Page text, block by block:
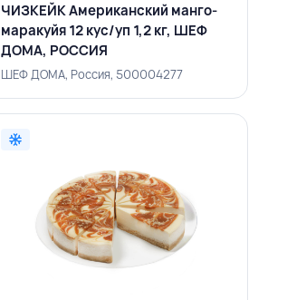
ЧИЗКЕЙК Американский манго-
маракуйя 12 кус/уп 1,2 кг, ШЕФ
ДОМА, РОССИЯ
ШЕФ ДОМА, Россия, 500004277